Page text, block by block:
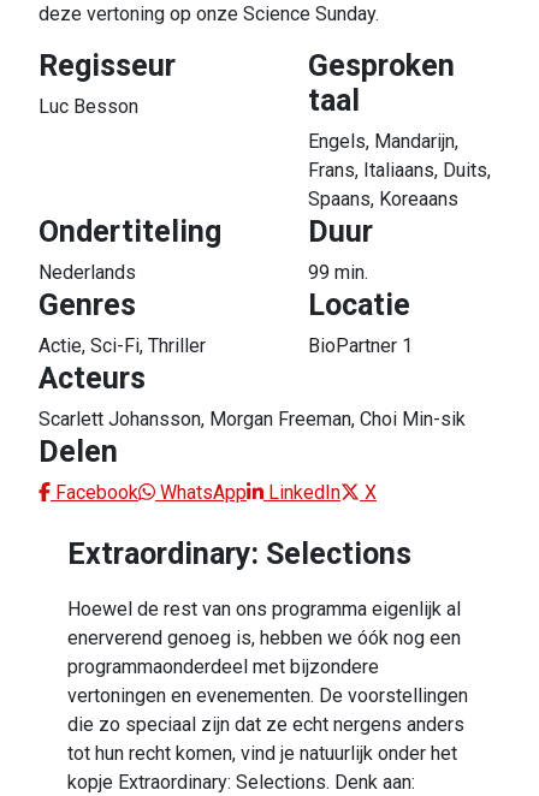
deze vertoning op onze Science Sunday.
Regisseur
Luc Besson
Gesproken
taal
Engels, Mandarijn,
Frans, Italiaans, Duits,
Spaans, Koreaans
Ondertiteling
Nederlands
Duur
99 min.
Genres
Actie, Sci-Fi, Thriller
Locatie
BioPartner 1
Acteurs
Scarlett Johansson, Morgan Freeman, Choi Min-sik
Delen
Facebook WhatsApp LinkedIn X
Extraordinary: Selections
Hoewel de rest van ons programma eigenlijk al
enerverend genoeg is, hebben we óók nog een
programmaonderdeel met bijzondere
vertoningen en evenementen. De voorstellingen
die zo speciaal zijn dat ze echt nergens anders
tot hun recht komen, vind je natuurlijk onder het
kopje Extraordinary: Selections. Denk aan: